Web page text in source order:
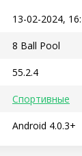
13-02-2024,
8 Ball Pool
55.2.4
Спортивные
Android 4.0.3+